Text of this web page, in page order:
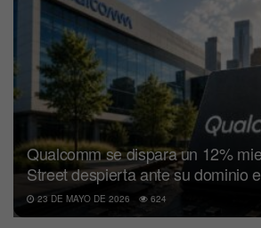
Qualcomm se dispara un 12%
Street despierta ante su dominio
23 DE MAYO DE 2026 624